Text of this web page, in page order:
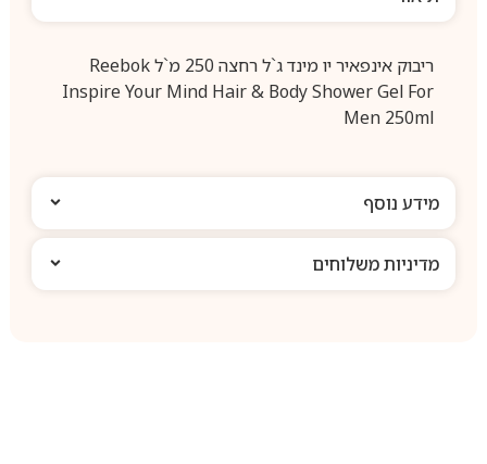
ריבוק אינפאיר יו מינד ג`ל רחצה 250 מ`ל Reebok
Inspire Your Mind Hair & Body Shower Gel For
Men 250ml
מידע נוסף
מדיניות משלוחים